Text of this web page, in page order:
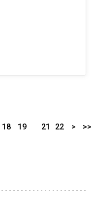
18
19
21 22 > >>